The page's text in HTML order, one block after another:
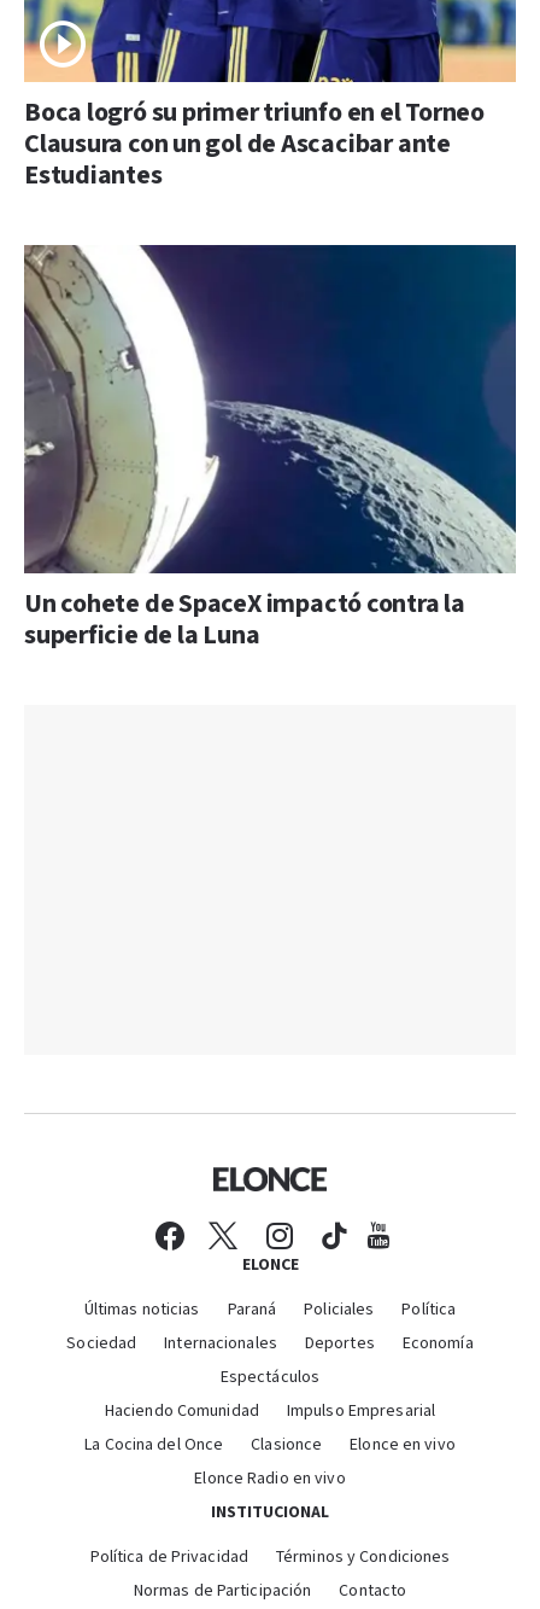
Boca logró su primer triunfo en el Torneo
Clausura con un gol de Ascacibar ante
Estudiantes
Un cohete de SpaceX impactó contra la
superficie de la Luna
ELONCE
Últimas noticias Paraná Policiales
Política
Sociedad
Internacionales Deportes
Economía
Espectáculos
Haciendo Comunidad
Impulso Empresarial
La Cocina del Once
Clasionce
Elonce en vivo
Elonce Radio en vivo
INSTITUCIONAL
Política de Privacidad
Términos y Condiciones
Normas de Participación
Contacto